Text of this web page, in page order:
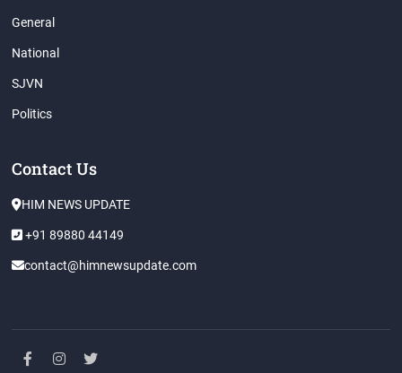
General
National
SJVN
Politics
Contact Us
HIM NEWS UPDATE
+91 89880 44149
contact@himnewsupdate.com
facebook
instagram
twitter